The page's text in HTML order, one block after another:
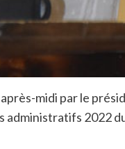
midi par le
administratifs 2022